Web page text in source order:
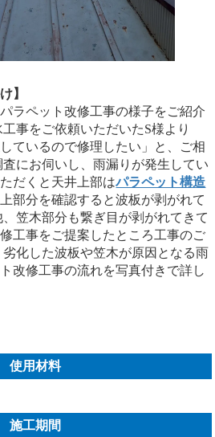
】
ラペット改修工事の様子をご紹介
事をご依頼いただいたS様より
ているので修理したい」と、ご相
にお伺いし、雨漏りが発生してい
だくと天井上部はパラペット構造
部分を確認すると波板が剥がれて
笠木部分も繋ぎ目が剥がれてきて
工事をご提案したところ工事のご
化した波板や笠木が原因となる雨
改修工事の流れを写真付きで詳し
使用材料
施工期間